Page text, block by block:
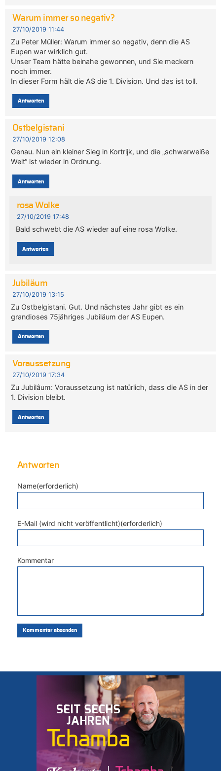
Warum immer so negativ?
27/10/2019 11:44
Zu Peter Müller: Warum immer so negativ, denn die AS
Eupen war wirklich gut.
Unser Team hätte beinahe gewonnen, und Sie meckern
noch immer.
In dieser Form hält die AS die 1. Division. Und das ist toll.
Antworten
Ostbelgistani
27/10/2019 12:08
Genau. Nun ein kleiner Sieg in Kortrijk, und die „schwarweiße
Welt“ ist wieder in Ordnung.
Antworten
rosa Wolke
27/10/2019 17:48
Bald schwebt die AS wieder auf eine rosa Wolke.
Antworten
Jubiläum
27/10/2019 13:15
Zu Ostbelgistani. Gut. Und nächstes Jahr gibt es ein
grandioses 75jähriges Jubiläum der AS Eupen.
Antworten
Voraussetzung
27/10/2019 17:34
Zu Jubilâum: Voraussetzung ist natürlich, dass die AS in der
1. Division bleibt.
Antworten
Antworten
Name(erforderlich)
E-Mail (wird nicht veröffentlicht)(erforderlich)
Kommentar